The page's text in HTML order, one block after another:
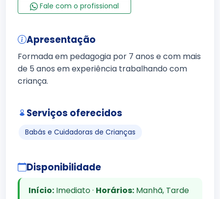
Fale com o profissional
Apresentação
Formada em pedagogia por 7 anos e com mais
de 5 anos em experiência trabalhando com
criança.
Serviços oferecidos
Babás e Cuidadoras de Crianças
Disponibilidade
Início:Imediato · Horários:Manhã, Tarde